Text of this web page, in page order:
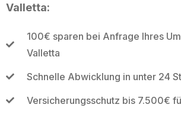
Valletta:
100€ sparen bei Anfrage Ihres
Valletta
Schnelle Abwicklung in unter 24
Versicherungsschutz bis 7.500€